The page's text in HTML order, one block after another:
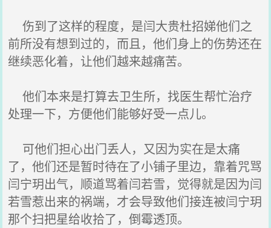
伤到了这样的程度，是闫大贵杜招娣他们之
前所没有想到过的，而且，他们身上的伤势还在
继续恶化着，让他们越来越痛苦。
他们本来是打算去卫生所，找医生帮忙治疗
处理一下，方便他们能够好受一点儿。
可他们担心出门丢人，又因为实在是太痛
了，他们还是暂时待在了小铺子里边，靠着咒骂
闫宁玥出气，顺道骂着闫若雪，觉得就是因为闫
若雪惹出来的祸端，才会导致他们接连被闫宁玥
那个扫把星给收拾了，倒霉透顶。